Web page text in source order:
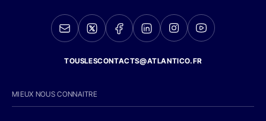
TOUSLESCONTACTS@ATLANTICO.FR
MIEUX NOUS CONNAITRE